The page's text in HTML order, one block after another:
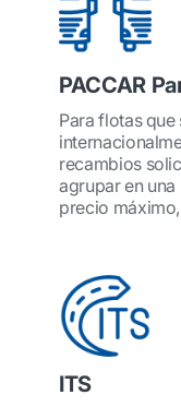
PACCAR
Para flotas
recambios
agrupar en
precio
ITS